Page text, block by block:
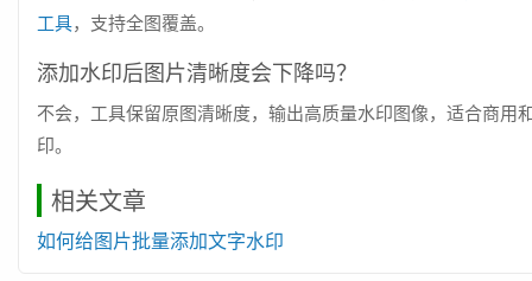
工具，支持全图覆盖。
添加水印后图片清晰度会下降吗？
不会，工具保留原图清晰度，输出高质量水印图像，适合商用
印。
相关文章
如何给图片批量添加文字水印